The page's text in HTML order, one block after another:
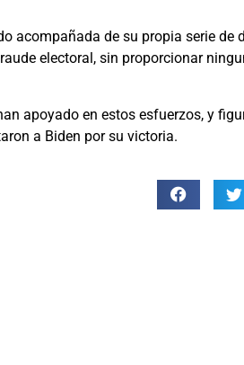
acompañada de su propia serie de
electoral, sin proporcionar
apoyado en estos esfuerzos, y
a Biden por su victoria.